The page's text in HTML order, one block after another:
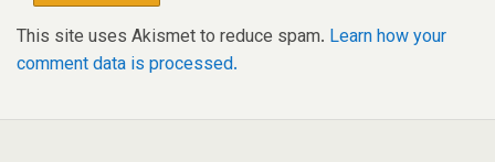
This site uses Akismet to reduce spam. Learn how your
comment data is processed.